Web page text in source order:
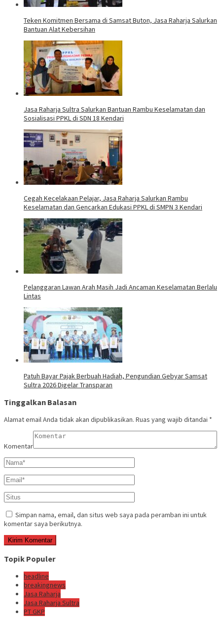
Teken Komitmen Bersama di Samsat Buton, Jasa Raharja Salurkan
Bantuan Alat Kebersihan
Jasa Raharja Sultra Salurkan Bantuan Rambu Keselamatan dan
Sosialisasi PPKL di SDN 18 Kendari
Cegah Kecelakaan Pelajar, Jasa Raharja Salurkan Rambu
Keselamatan dan Gencarkan Edukasi PPKL di SMPN 3 Kendari
Pelanggaran Lawan Arah Masih Jadi Ancaman Keselamatan Berlalu
Lintas
Patuh Bayar Pajak Berbuah Hadiah, Pengundian Gebyar Samsat
Sultra 2026 Digelar Transparan
Tinggalkan Balasan
Alamat email Anda tidak akan dipublikasikan. Ruas yang wajib ditandai *
Komentar
Simpan nama, email, dan situs web saya pada peramban ini untuk
komentar saya berikutnya.
Topik Populer
headline
breakingnews
Jasa Raharja
Jasa Raharja Sultra
PT GKP